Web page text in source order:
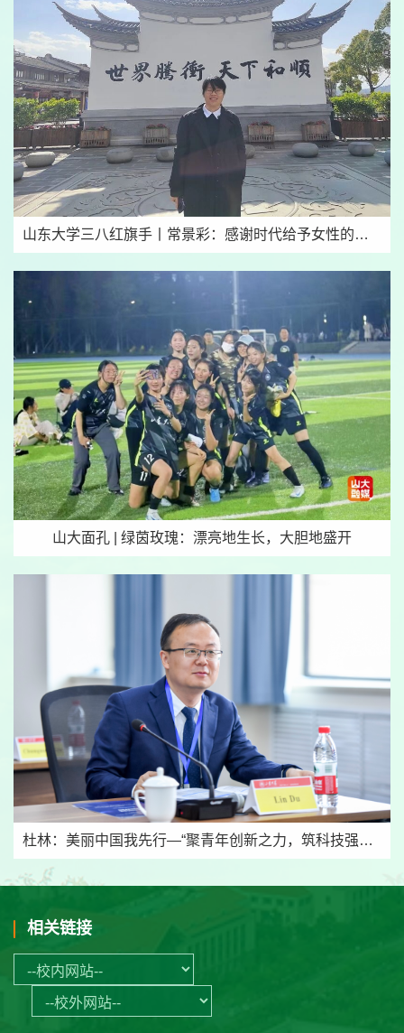
山东大学三八红旗手丨常景彩：感谢时代给予女性的广阔空间
山大面孔 | 绿茵玫瑰：漂亮地生长，大胆地盛开
杜林：美丽中国我先行—“聚青年创新之力，筑科技强国之基”系列报道
相关链接